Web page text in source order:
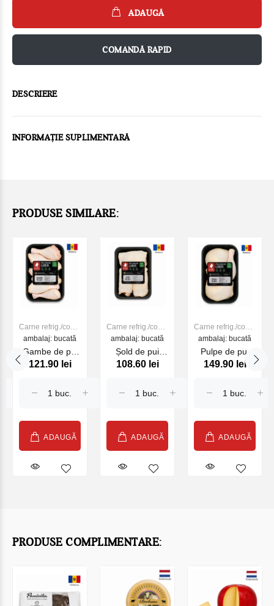
ADAUGĂ
COMANDĂ RAPID
DESCRIERE
INFORMAȚIE SUPLIMENTARĂ
PRODUSE SIMILARE:
Carne refrig./cong.
de PUI
ambalaj: bucată
Gambe de pui
900g
121.90 lei
ADAUGĂ
Carne refrig./cong.
de PUI
ambalaj: bucată
Șold de pui
500g
108.60 lei
ADAUGĂ
Carne refrig./cong.
de PUI
ambalaj: bucată
Pulpe de pui
900g
149.90 lei
ADAUGĂ
PRODUSE COMPLIMENTARE: